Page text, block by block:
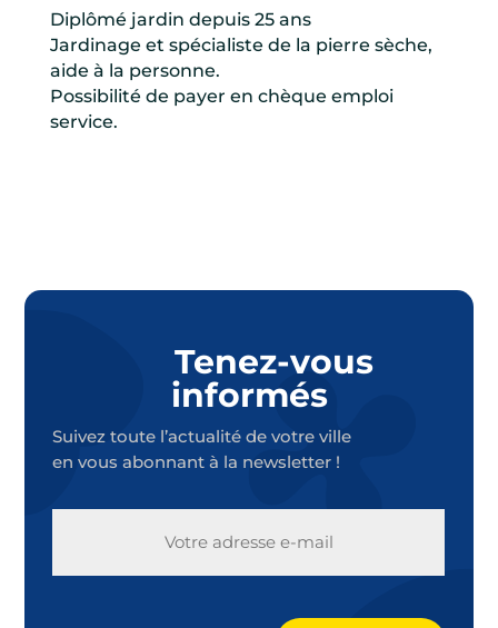
Diplômé jardin depuis 25 ans
Jardinage et spécialiste de la pierre sèche,
aide à la personne.
Possibilité de payer en chèque emploi
service.
Tenez-vous
informés
Suivez toute l’actualité de votre ville
en vous abonnant à la newsletter !